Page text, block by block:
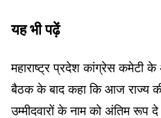
यह भी पढ़ें
महाराष्ट्र प्रदेश कांग्रेस कमेटी के
बैठक के बाद कहा कि आज राज्य
उम्मीदवारों के नाम को अंतिम रूप